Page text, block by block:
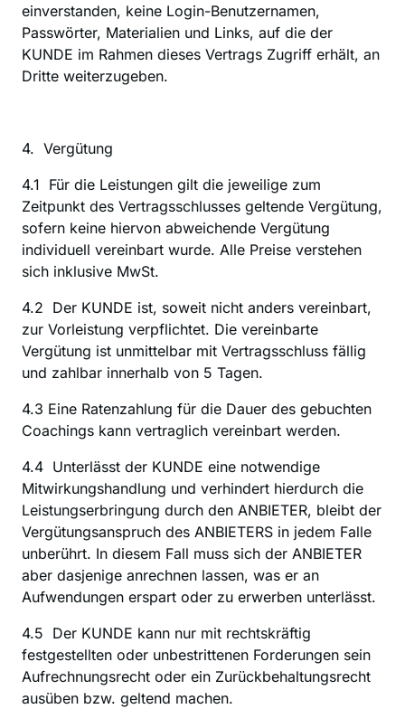
einverstanden, keine Login-Benutzernamen,
Passwörter, Materialien und Links, auf die der
KUNDE im Rahmen dieses Vertrags Zugriff erhält, an
Dritte weiterzugeben.
4.  Vergütung
‍4.1  Für die Leistungen gilt die jeweilige zum
Zeitpunkt des Vertragsschlusses geltende Vergütung,
sofern keine hiervon abweichende Vergütung
individuell vereinbart wurde. Alle Preise verstehen
sich inklusive MwSt.
4.2  Der KUNDE ist, soweit nicht anders vereinbart,
zur Vorleistung verpflichtet. Die vereinbarte
Vergütung ist unmittelbar mit Vertragsschluss fällig
und zahlbar innerhalb von 5 Tagen.
4.3 Eine Ratenzahlung für die Dauer des gebuchten
Coachings kann vertraglich vereinbart werden.
4.4  Unterlässt der KUNDE eine notwendige
Mitwirkungshandlung und verhindert hierdurch die
Leistungserbringung durch den ANBIETER, bleibt der
Vergütungsanspruch des ANBIETERS in jedem Falle
unberührt. In diesem Fall muss sich der ANBIETER
aber dasjenige anrechnen lassen, was er an
Aufwendungen erspart oder zu erwerben unterlässt.
4.5  Der KUNDE kann nur mit rechtskräftig
festgestellten oder unbestrittenen Forderungen sein
Aufrechnungsrecht oder ein Zurückbehaltungsrecht
ausüben bzw. geltend machen.